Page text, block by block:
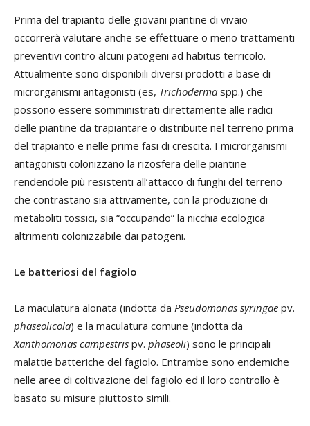
Prima del trapianto delle giovani piantine di vivaio
occorrerà valutare anche se effettuare o meno trattamenti
preventivi contro alcuni patogeni ad habitus terricolo.
Attualmente sono disponibili diversi prodotti a base di
microrganismi antagonisti (es, Trichoderma spp.) che
possono essere somministrati direttamente alle radici
delle piantine da trapiantare o distribuite nel terreno prima
del trapianto e nelle prime fasi di crescita. I microrganismi
antagonisti colonizzano la rizosfera delle piantine
rendendole più resistenti all’attacco di funghi del terreno
che contrastano sia attivamente, con la produzione di
metaboliti tossici, sia “occupando” la nicchia ecologica
altrimenti colonizzabile dai patogeni.
Le batteriosi del fagiolo
La maculatura alonata (indotta da Pseudomonas syringae pv.
phaseolicola) e la maculatura comune (indotta da
Xanthomonas campestris pv. phaseoli) sono le principali
malattie batteriche del fagiolo. Entrambe sono endemiche
nelle aree di coltivazione del fagiolo ed il loro controllo è
basato su misure piuttosto simili.